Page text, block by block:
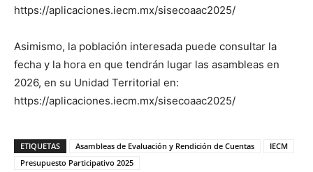
https://aplicaciones.iecm.mx/sisecoaac2025/
Asimismo, la población interesada puede consultar la
fecha y la hora en que tendrán lugar las asambleas en
2026, en su Unidad Territorial en:
https://aplicaciones.iecm.mx/sisecoaac2025/
ETIQUETAS Asambleas de Evaluación y Rendición de Cuentas
IECM
Presupuesto Participativo 2025